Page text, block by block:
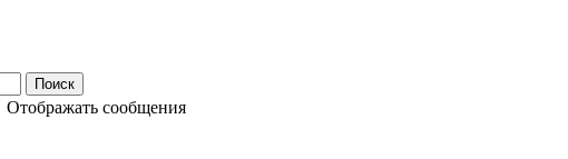
Отображать сообщения